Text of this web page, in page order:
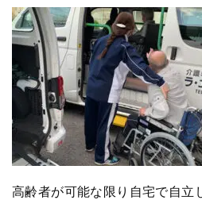
高齢者が可能な限り自宅で自立